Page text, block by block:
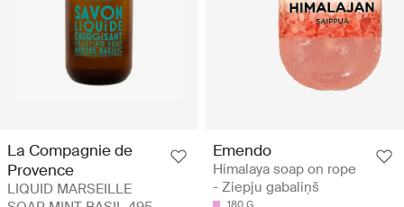
La Compagnie de
Provence
LIQUID MARSEILLE
Emendo
Himalaya soap on rope
- Ziepju gabaliņš
180 G